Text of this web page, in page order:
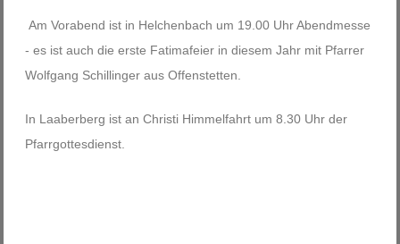
Am Vorabend ist in Helchenbach um 19.00 Uhr Abendmesse
- es ist auch die erste Fatimafeier in diesem Jahr mit Pfarrer
Wolfgang Schillinger aus Offenstetten.
In Laaberberg ist an Christi Himmelfahrt um 8.30 Uhr der
Pfarrgottesdienst.